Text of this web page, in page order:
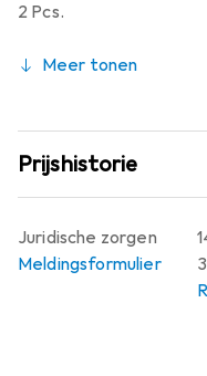
2 Pcs.
Meer tonen
Prijshistorie
Juridische zorgen
Meldingsformulier